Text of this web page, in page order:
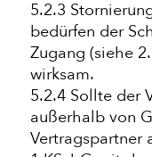
5.2.3
bedürfen der
Zugang (siehe
wirksam.
5.2.4 Sollte der
außerhalb von
Vertragspartner